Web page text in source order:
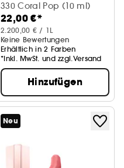
330 Coral Pop (10 ml)
22,00 €*
2.200,00 € / 1L
Keine Bewertungen
Erhältlich in 2 Farben
*Inkl. MwSt. und zzgl.Versand
Hinzufügen
Neu